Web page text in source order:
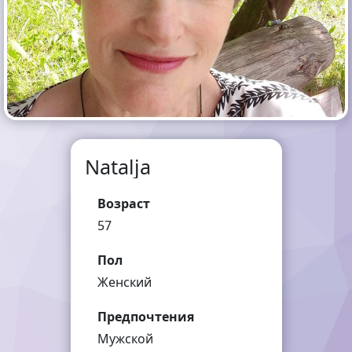
Natalja
Возраст
57
Пол
Женский
Предпочтения
Мужской